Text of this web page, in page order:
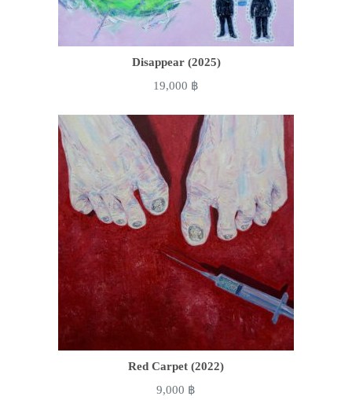
Disappear (2025)
19,000 ฿
Red Carpet (2022)
9,000 ฿